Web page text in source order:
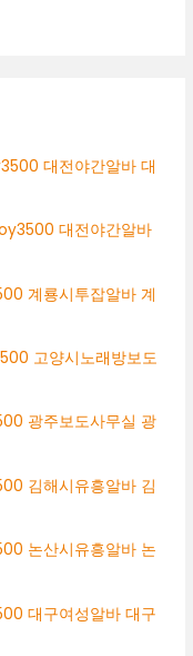
대전야간알바 대
대전야간알바
계룡시투잡알바 계
고양시노래방보도
광주보도사무실 광
김해시유흥알바 김
논산시유흥알바 논
대구여성알바 대구